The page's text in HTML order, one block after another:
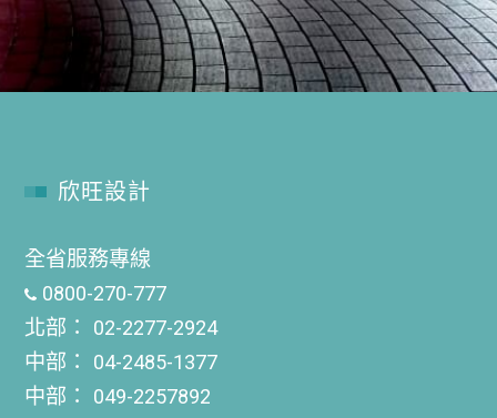
欣旺設計
全省服務專線
0800-270-777
北部： 02-2277-2924
中部： 04-2485-1377
中部： 049-2257892